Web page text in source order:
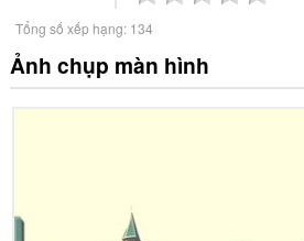
Tổng số xếp hạng: 134
Ảnh chụp màn hình